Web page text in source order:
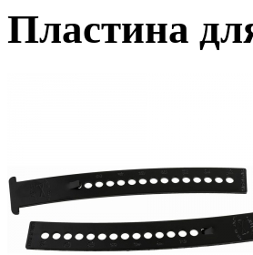
Пластина